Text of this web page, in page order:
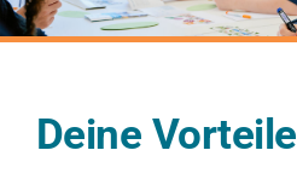
Deine Vorteile